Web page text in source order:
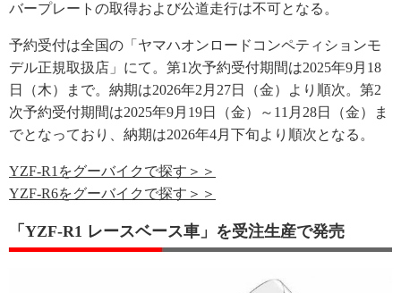
バープレートの取得および公道走行は不可となる。
予約受付は全国の「ヤマハオンロードコンペティションモ
デル正規取扱店」にて。第1次予約受付期間は2025年9月18
日（木）まで。納期は2026年2月27日（金）より順次。第2
次予約受付期間は2025年9月19日（金）～11月28日（金）ま
でとなっており、納期は2026年4月下旬より順次となる。
YZF-R1をグーバイクで探す＞＞
YZF-R6をグーバイクで探す＞＞
「YZF-R1 レースベース車」を受注生産で発売